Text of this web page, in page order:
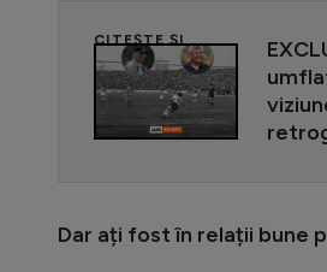
CITEȘTE ȘI
Dar ați fost în relații bune